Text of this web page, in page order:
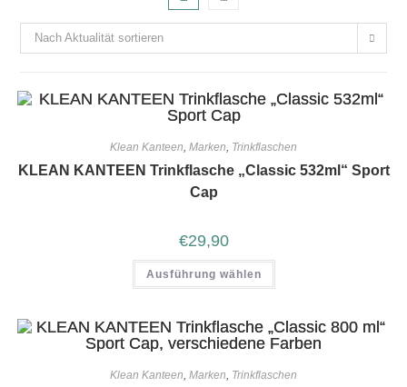
Nach Aktualität sortieren
Klean Kanteen, Marken, Trinkflaschen
KLEAN KANTEEN Trinkflasche „Classic 532ml“ Sport
Cap
€29,90
Ausführung wählen
Klean Kanteen Marken Trinkflaschen